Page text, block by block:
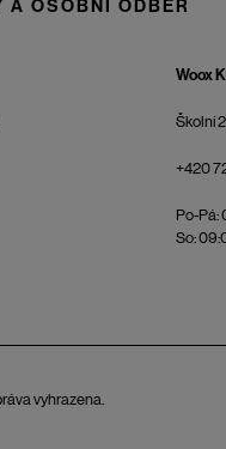
A OSOBNÍ ODBĚR
Woox
Školní
+420
Po-Pá:
So:
vyhrazena.